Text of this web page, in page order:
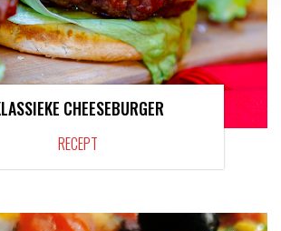
CHEESEBURGER
RECEPT